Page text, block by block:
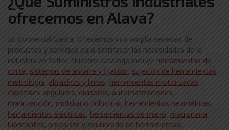
ofrecemos en Alava?
En Comercial Gama, ofrecemos una amplia variedad de
productos y servicios para satisfacer las necesidades de la
industria en Selter. Nuestro catálogo incluye herramientas de
corte, sistemas de amarre y fijación, sujeción de herramientas,
metrología, abrasivos y limas, herramientas motorizadas,
cabezales angulares, divisores, automatizaciones,
manutención, mobiliario industrial, herramientas neumáticas,
herramientas eléctricas, herramientas de mano, maquinaria,
lubricantes, preajuste y equilibrado de herramientas,